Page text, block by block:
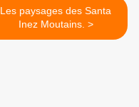
Les paysages des Santa
Inez Moutains. >